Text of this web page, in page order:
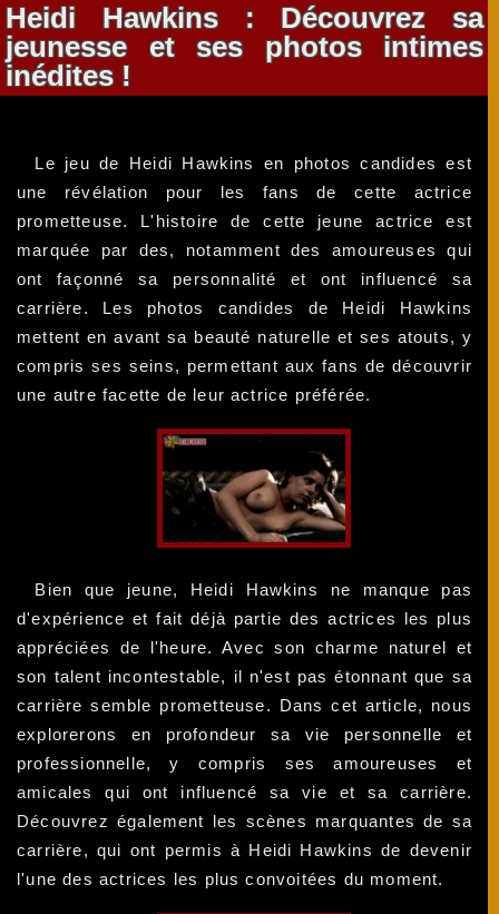
Heidi Hawkins : Découvrez sa
jeunesse et ses photos intimes
inédites !
Le jeu de Heidi Hawkins en photos candides est
une révélation pour les fans de cette actrice
prometteuse. L'histoire de cette jeune actrice est
marquée par des, notamment des amoureuses qui
ont façonné sa personnalité et ont influencé sa
carrière. Les photos candides de Heidi Hawkins
mettent en avant sa beauté naturelle et ses atouts, y
compris ses seins, permettant aux fans de découvrir
une autre facette de leur actrice préférée.
Bien que jeune, Heidi Hawkins ne manque pas
d'expérience et fait déjà partie des actrices les plus
appréciées de l'heure. Avec son charme naturel et
son talent incontestable, il n'est pas étonnant que sa
carrière semble prometteuse. Dans cet article, nous
explorerons en profondeur sa vie personnelle et
professionnelle, y compris ses amoureuses et
amicales qui ont influencé sa vie et sa carrière.
Découvrez également les scènes marquantes de sa
carrière, qui ont permis à Heidi Hawkins de devenir
l'une des actrices les plus convoitées du moment.